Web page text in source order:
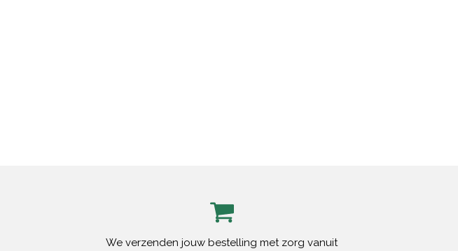
We verzenden jouw bestelling met zorg vanuit